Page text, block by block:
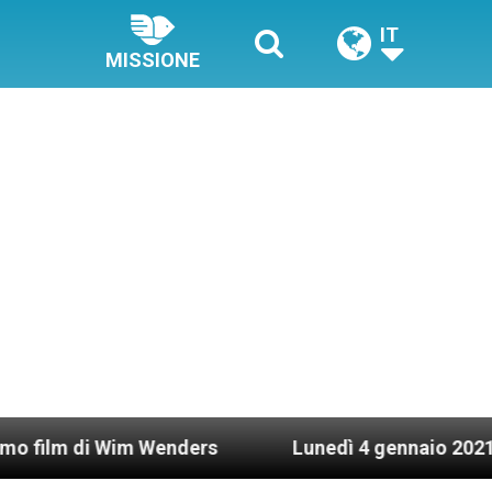
MISSIONE
IT
Wenders Lunedì 4 gennaio 2021: